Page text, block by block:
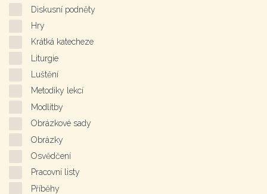
Diskusní podněty
Hry
Krátká katecheze
Liturgie
Luštění
Metodiky lekcí
Modlitby
Obrázkové sady
Obrázky
Osvědčení
Pracovní listy
Příběhy